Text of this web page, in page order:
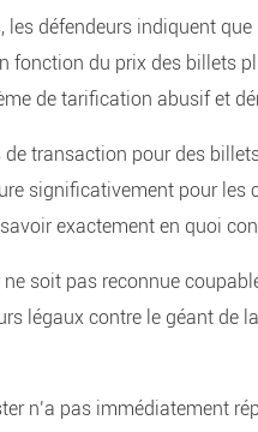
les défendeurs indiquent
fonction du prix des billets
de tarification abusif et
de transaction pour des
significativement pour les
exactement en quoi
soit pas reconnue
légaux contre le géant de
n’a pas immédiatement